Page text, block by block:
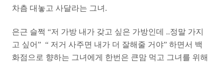
차츰 대놓고 사달라는 그녀.
은근 슬쩍 “저 가방 내가 갖고 싶은 가방인데 ..정말 가지
고 싶어” “ 저거 사주면 내가 더 잘해줄 거야” 하면서 백
화점으로 향하는 그녀에게 한번은 큰맘 먹고 그녀를 위해